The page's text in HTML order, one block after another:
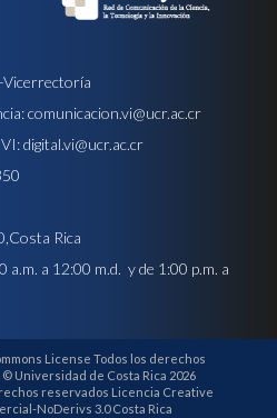
comunicacion.vi@ucr.ac.cr
digital.vi@ucr.ac.cr
Rica
a.m. a 12:00 m.d. y de 1:00 p.m. a
License Todos los derechos
Universidad de Costa Rica 2026
reservados Licencia Creative
NoDerivs 3.0 Costa Rica